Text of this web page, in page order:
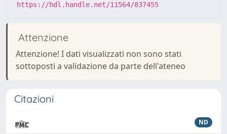
https://hdl.handle.net/11564/837455
Attenzione
Attenzione! I dati visualizzati non sono stati
sottoposti a validazione da parte dell'ateneo
Citazioni
ND